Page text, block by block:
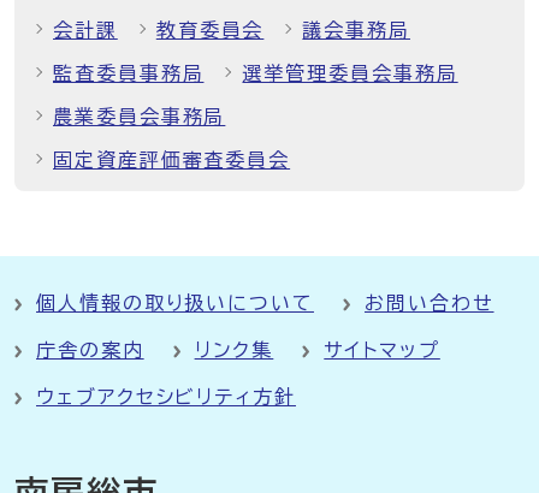
会計課 教育委員会 議会事務局
監査委員事務局 選挙管理委員会事務局
農業委員会事務局
固定資産評価審査委員会
個人情報の取り扱いについて お問い合わせ
庁舎の案内 リンク集 サイトマップ
ウェブアクセシビリティ方針